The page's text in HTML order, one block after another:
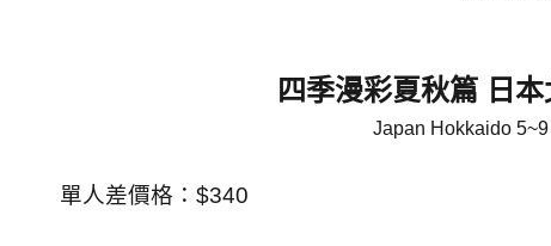
四季漫彩夏秋篇 日
Japan Hokkaido
單人差價格： $340